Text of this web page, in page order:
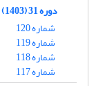
دوره 31 (1403)
شماره 120
شماره 119
شماره 118
شماره 117